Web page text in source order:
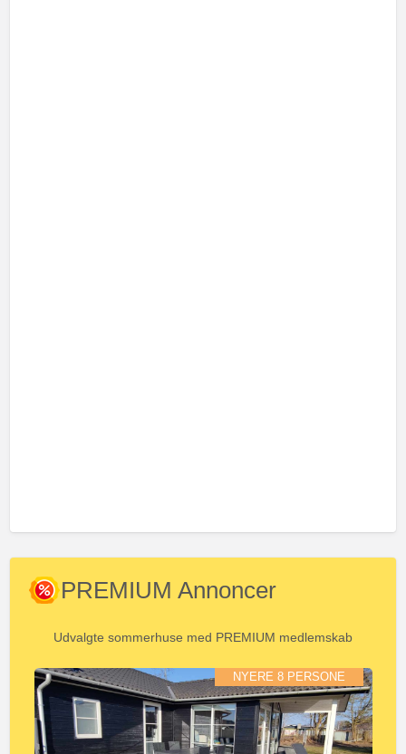
PREMIUM Annoncer
Udvalgte sommerhuse med PREMIUM medlemskab
NYERE 8 PERSONE